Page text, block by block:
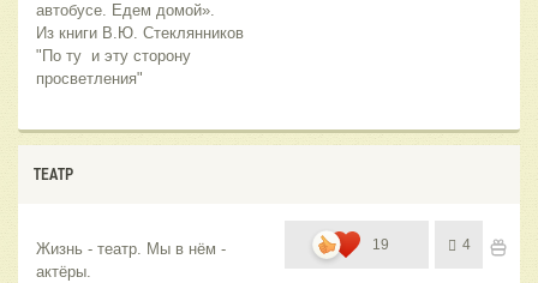
автобусе. Едем домой».
Из книги В.Ю. Стеклянников
"По ту  и эту сторону
просветления"
ТЕАТР
Жизнь - театр. Мы в нём -
актёры.
19 4